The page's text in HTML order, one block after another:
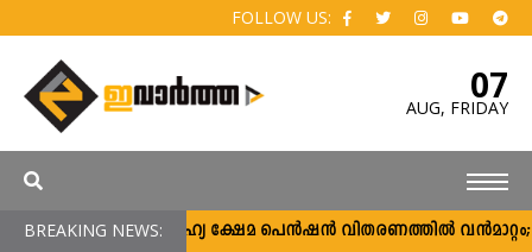
FOLLOW US:
07
AUG, FRIDAY
BREAKING NEWS:സാമൂഹ്യ ക്ഷേമ പെൻഷൻ വിതരണത്തിൽ വൻമാറ്റം;